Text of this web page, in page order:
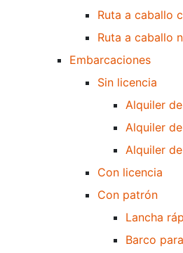
Ruta a caballo
Ruta a caballo
Embarcaciones
Sin licencia
Alquiler
Alquiler
Alquiler
Con licencia
Con patrón
Lancha
Barco